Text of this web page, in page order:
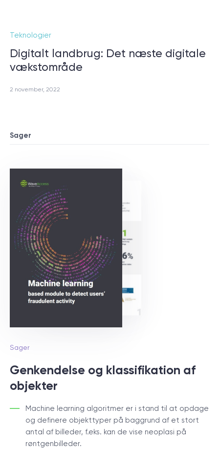
Teknologier
Digitalt landbrug: Det næste digitale
vækstområde
2 november, 2022
Sager
Sager
Genkendelse og klassifikation af
objekter
Machine learning algoritmer er i stand til at opdage
og definere objekttyper på baggrund af et stort
antal af billeder, f.eks. kan de vise neoplasi på
røntgenbilleder.